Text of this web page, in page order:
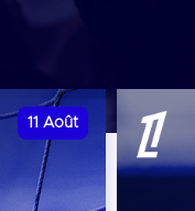
11 Août